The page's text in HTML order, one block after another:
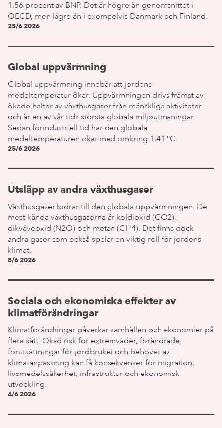
1,56 procent av BNP. Det är högre än genomsnittet i
OECD, men lägre än i exempelvis Danmark och Finland.
25/6 2026
Global uppvärmning
Global uppvärmning innebär att jordens
medeltemperatur ökar. Uppvärmningen drivs främst av
ökade halter av växthusgaser från mänskliga aktiviteter
och är en av vår tids största globala miljöutmaningar.
Sedan förindustriell tid har den globala
medeltemperaturen ökat med omkring 1,41 °C.
25/6 2026
Utsläpp av andra växthusgaser
Växthusgaser bidrar till den globala uppvärmningen. De
mest kända växthusgaserna är koldioxid (CO2),
dikväveoxid (N2O) och metan (CH4). Det finns dock
andra gaser som också spelar en viktig roll för jordens
klimat.
8/6 2026
Sociala och ekonomiska effekter av
klimatförändringar
Klimatförändringar påverkar samhällen och ekonomier på
flera sätt. Ökad risk för extremväder, förändrade
förutsättningar för jordbruket och behovet av
klimatanpassning kan få konsekvenser för migration,
livsmedelssäkerhet, infrastruktur och ekonomisk
utveckling.
4/6 2026